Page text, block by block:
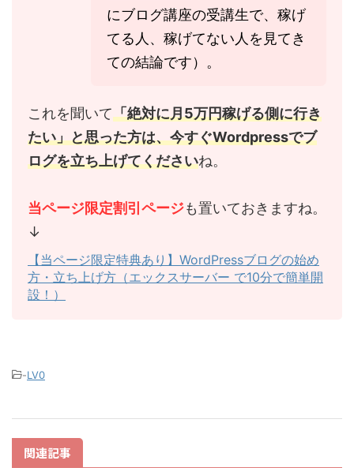
にブログ講座の受講生で、稼げ
てる人、稼げてない人を見てき
ての結論です）。
これを聞いて「絶対に月5万円稼げる側に行き
たい」と思った方は、今すぐWordpressでブ
ログを立ち上げてくださいね。
当ページ限定割引ページも置いておきますね。
↓
【当ページ限定特典あり】WordPressブログの始め
方・立ち上げ方（エックスサーバー で10分で簡単開
設！）
-LV0
関連記事